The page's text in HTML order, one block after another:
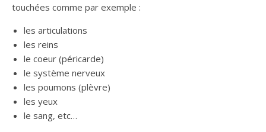
touchées comme par exemple :
les articulations
les reins
le coeur (péricarde)
le système nerveux
les poumons (plèvre)
les yeux
le sang, etc…